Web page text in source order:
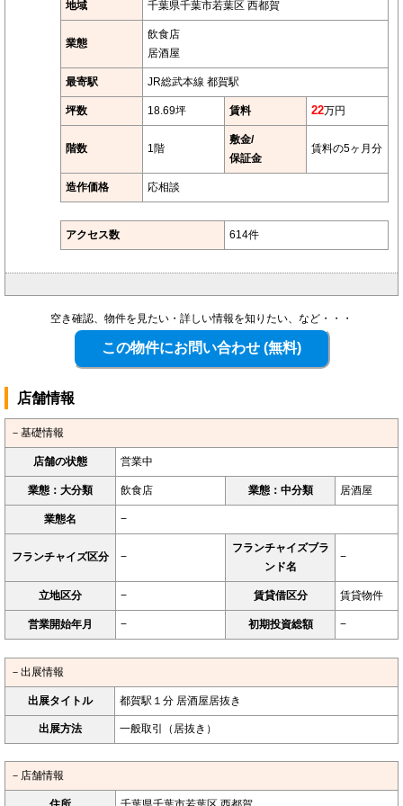
地域 千葉県千葉市若葉区 西都賀
業態
飲食店
居酒屋
最寄駅 JR総武本線 都賀駅
坪数 18.69坪 賃料 22万円
階数 1階
敷金/
保証金
賃料の5ヶ月分
造作価格 応相談
アクセス数 614件
空き確認、物件を見たい・詳しい情報を知りたい、など・・・
店舗情報
－基礎情報
店舗の状態 営業中
業態：大分類 飲食店 業態：中分類 居酒屋
業態名 −
フランチャイズ区分 −
フランチャイズブラ
ンド名
−
立地区分 − 賃貸借区分 賃貸物件
営業開始年月 − 初期投資総額 −
－出展情報
出展タイトル 都賀駅１分 居酒屋居抜き
出展方法 一般取引（居抜き）
－店舗情報